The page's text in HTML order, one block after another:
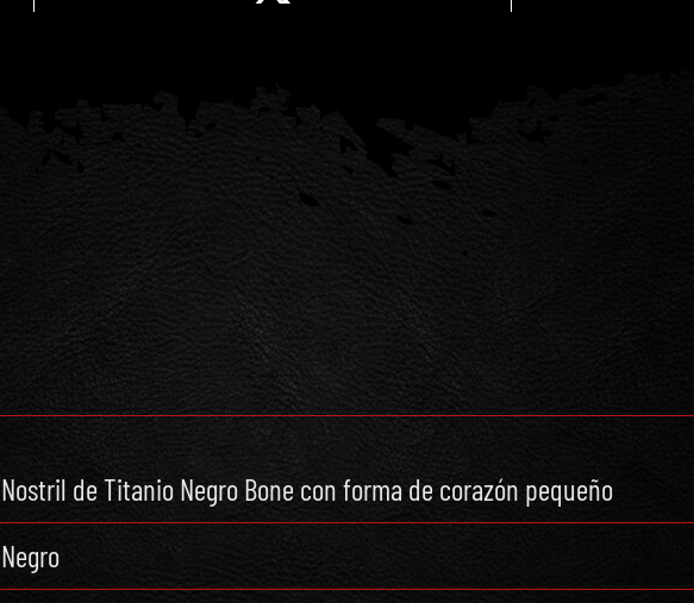
Nostril de Titanio Negro Bone con forma de corazón pequeño
Negro